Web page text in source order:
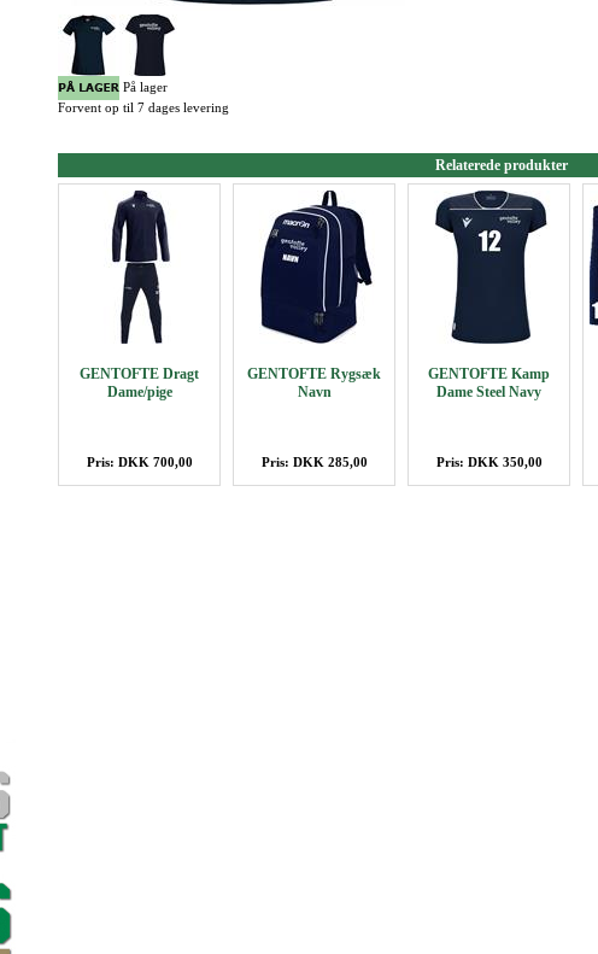
På lager
Forvent op til 7 dages levering
Relaterede produkter
GENTOFTE Dragt
Dame/pige
Pris: DKK 700,00
GENTOFTE Rygsæk
Navn
Pris: DKK 285,00
GENTOFTE Kamp
Dame Steel Navy
Pris: DKK 350,00